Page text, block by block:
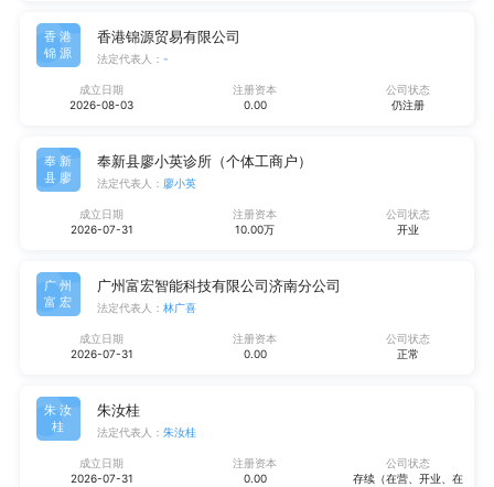
香港
锦源
香港锦源贸易有限公司
法定代表人： -
成立日期
2026-08-03
注册资本
0.00
公司状态
仍注册
奉新
县廖
奉新县廖小英诊所（个体工商户）
法定代表人： 廖小英
成立日期
2026-07-31
注册资本
10.00万
公司状态
开业
广州
富宏
广州富宏智能科技有限公司济南分公司
法定代表人： 林广喜
成立日期
2026-07-31
注册资本
0.00
公司状态
正常
朱汝
桂
朱汝桂
法定代表人： 朱汝桂
成立日期
2026-07-31
注册资本
0.00
公司状态
存续（在营、开业、在